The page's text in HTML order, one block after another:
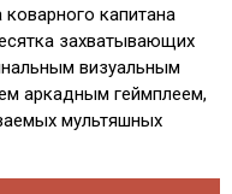
капитана
захватывающих
визуальным
аркадным геймплеем,
мультяшных